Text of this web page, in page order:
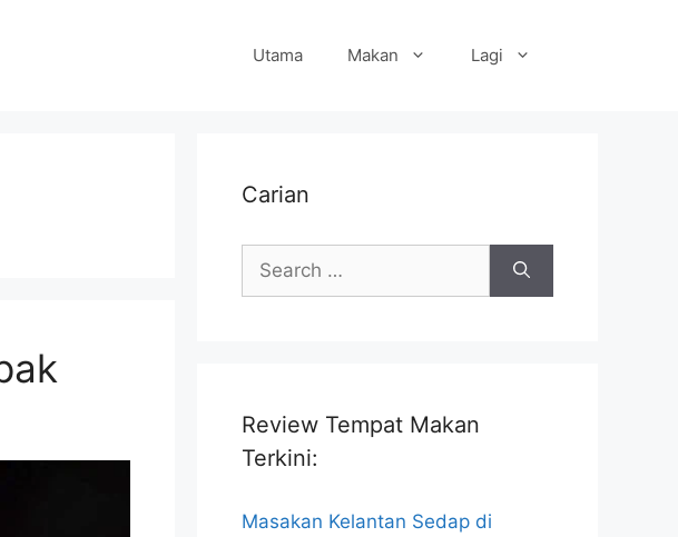
Utama Makan Lagi
Carian
Search
for:
Review Tempat Makan
Terkini:
Masakan Kelantan Sedap di